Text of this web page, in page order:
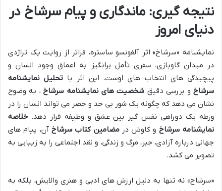
نتیجه گیری: ماندگاری و پیام سرشاخ در
دنیای امروز
نمایشنامه «سرشاخ» اثر آلفونسو ساستره، فراتر از روایت یک تراژدی
در میدان گاوبازی، سفری تأمل برانگیز به اعماق وجود انسان و
پیچیدگی های انتخاب های اوست. این اثر با تحلیل نمایشنامه
سرشاخو بررسی دقیق شخصیت های نمایشنامه سرشاخ، به وضوح
نشان می دهد که چگونه یک شور بی حد و حصر می تواند انسان را در
ورطه یک دوراهی نفس گیر بین عشق و وظیفه قرار دهد. خلاصه
نمایشنامه سرشاخ و کاوش درمضامین کتاب سرشاخ آن، پیام های
جهانی درباره آزادی، جبر، مرگ و زندگی، و نقد اجتماعی را به زیبایی به
تصویر می کشد.
«سرشاخ» نه تنها به دلیل ارزش های ادبی و هنری والایش، بلکه به